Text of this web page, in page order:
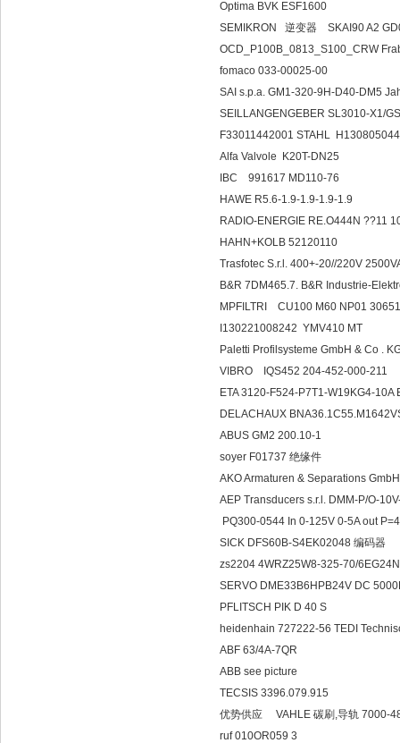
Optima BVK ESF1600
SEMIKRON 逆变器 SKAI90 A2
OCD_P100B_0813_S100_CRW
fomaco 033-00025-00
SAI s.p.a. GM1-320-9H-D40-DM5
SEILLANGENGEBER SL3010-X1/
F33011442001 STAHL
Alfa Valvole K20T-DN25
IBC 991617 MD110-76
HAWE R5.6-1.9-1.9-1.9-1.9
RADIO-ENERGIE RE.O444N ??11
HAHN+KOLB 52120110
Trasfotec S.r.l. 400+-20//220V
B&R 7DM465.7. B&R Industrie-
MPFILTRI CU100 M60 NP01
I130221008242 YMV410 MT
Paletti Profilsysteme GmbH & Co .
VIBRO IQS452
ETA 3120-F524-P7T1-W19KG4-
DELACHAUX
ABUS GM2 200.10-1
soyer F01737 绝缘件
AKO Armaturen & Separations
AEP Transducers s.r.l. DMM-P/O-
PQ300-0544 In 0-125V 0-5A out
SICK DFS60B-S4EK02048 编码器
zs2204 4WRZ25W8-325-70/
SERVO DME33B6HPB24V DC
PFLITSCH PIK D 40 S
heidenhain 727222-56 TEDI
ABF 63/4A-7QR
ABB see picture
TECSIS 3396.079.915
优势供应 VAHLE 碳刷,导轨
ruf 010OR059 3